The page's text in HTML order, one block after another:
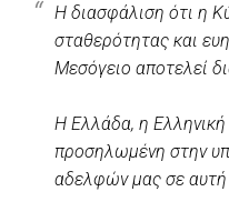
Η διασφάλιση ότι η
σταθερότητας και
Μεσόγειο αποτελεί
Η Ελλάδα, η
προσηλωμένη στην
αδελφών μας σε αυτή